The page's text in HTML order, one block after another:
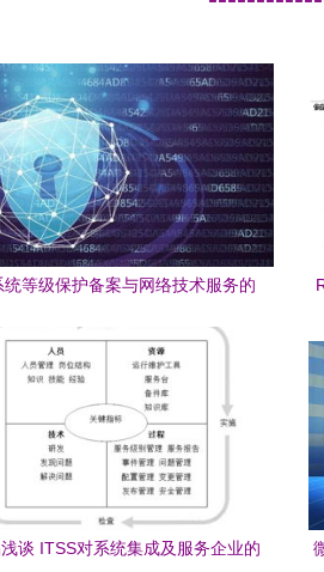
统等级保护备案与网络技术服务的
谈 ITSS对系统集成及服务企业的